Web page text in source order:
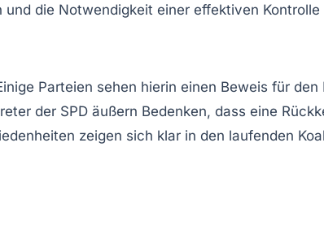
die Notwendigkeit einer effektiven Kontrolle
Parteien sehen hierin einen Beweis für
der SPD äußern Bedenken, dass eine
zeigen sich klar in den laufenden